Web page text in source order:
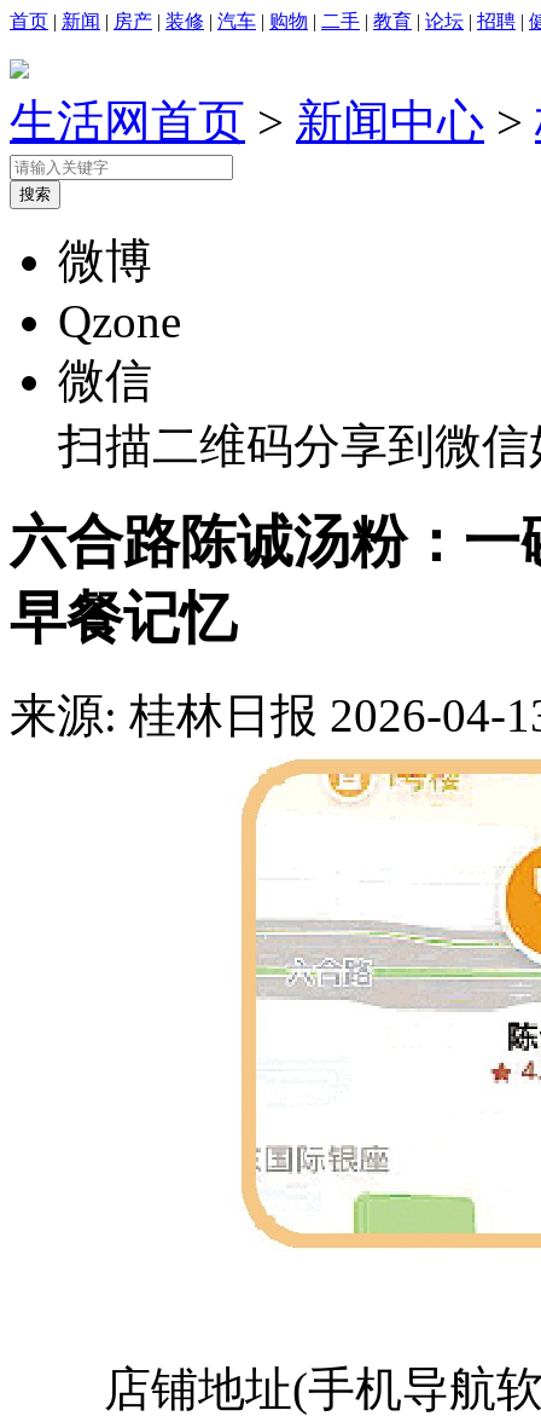
首页 | 新闻 | 房产 | 装修 | 汽车 | 购物 | 二手 | 教育 | 论坛 | 招聘 |
生活网首页 > 新闻中心 >
微博
Qzone
微信
扫描二维码分享到微
六合路陈诚汤粉：
早餐记忆
来源: 桂林日报 2026-04-
店铺地址(手机导航软